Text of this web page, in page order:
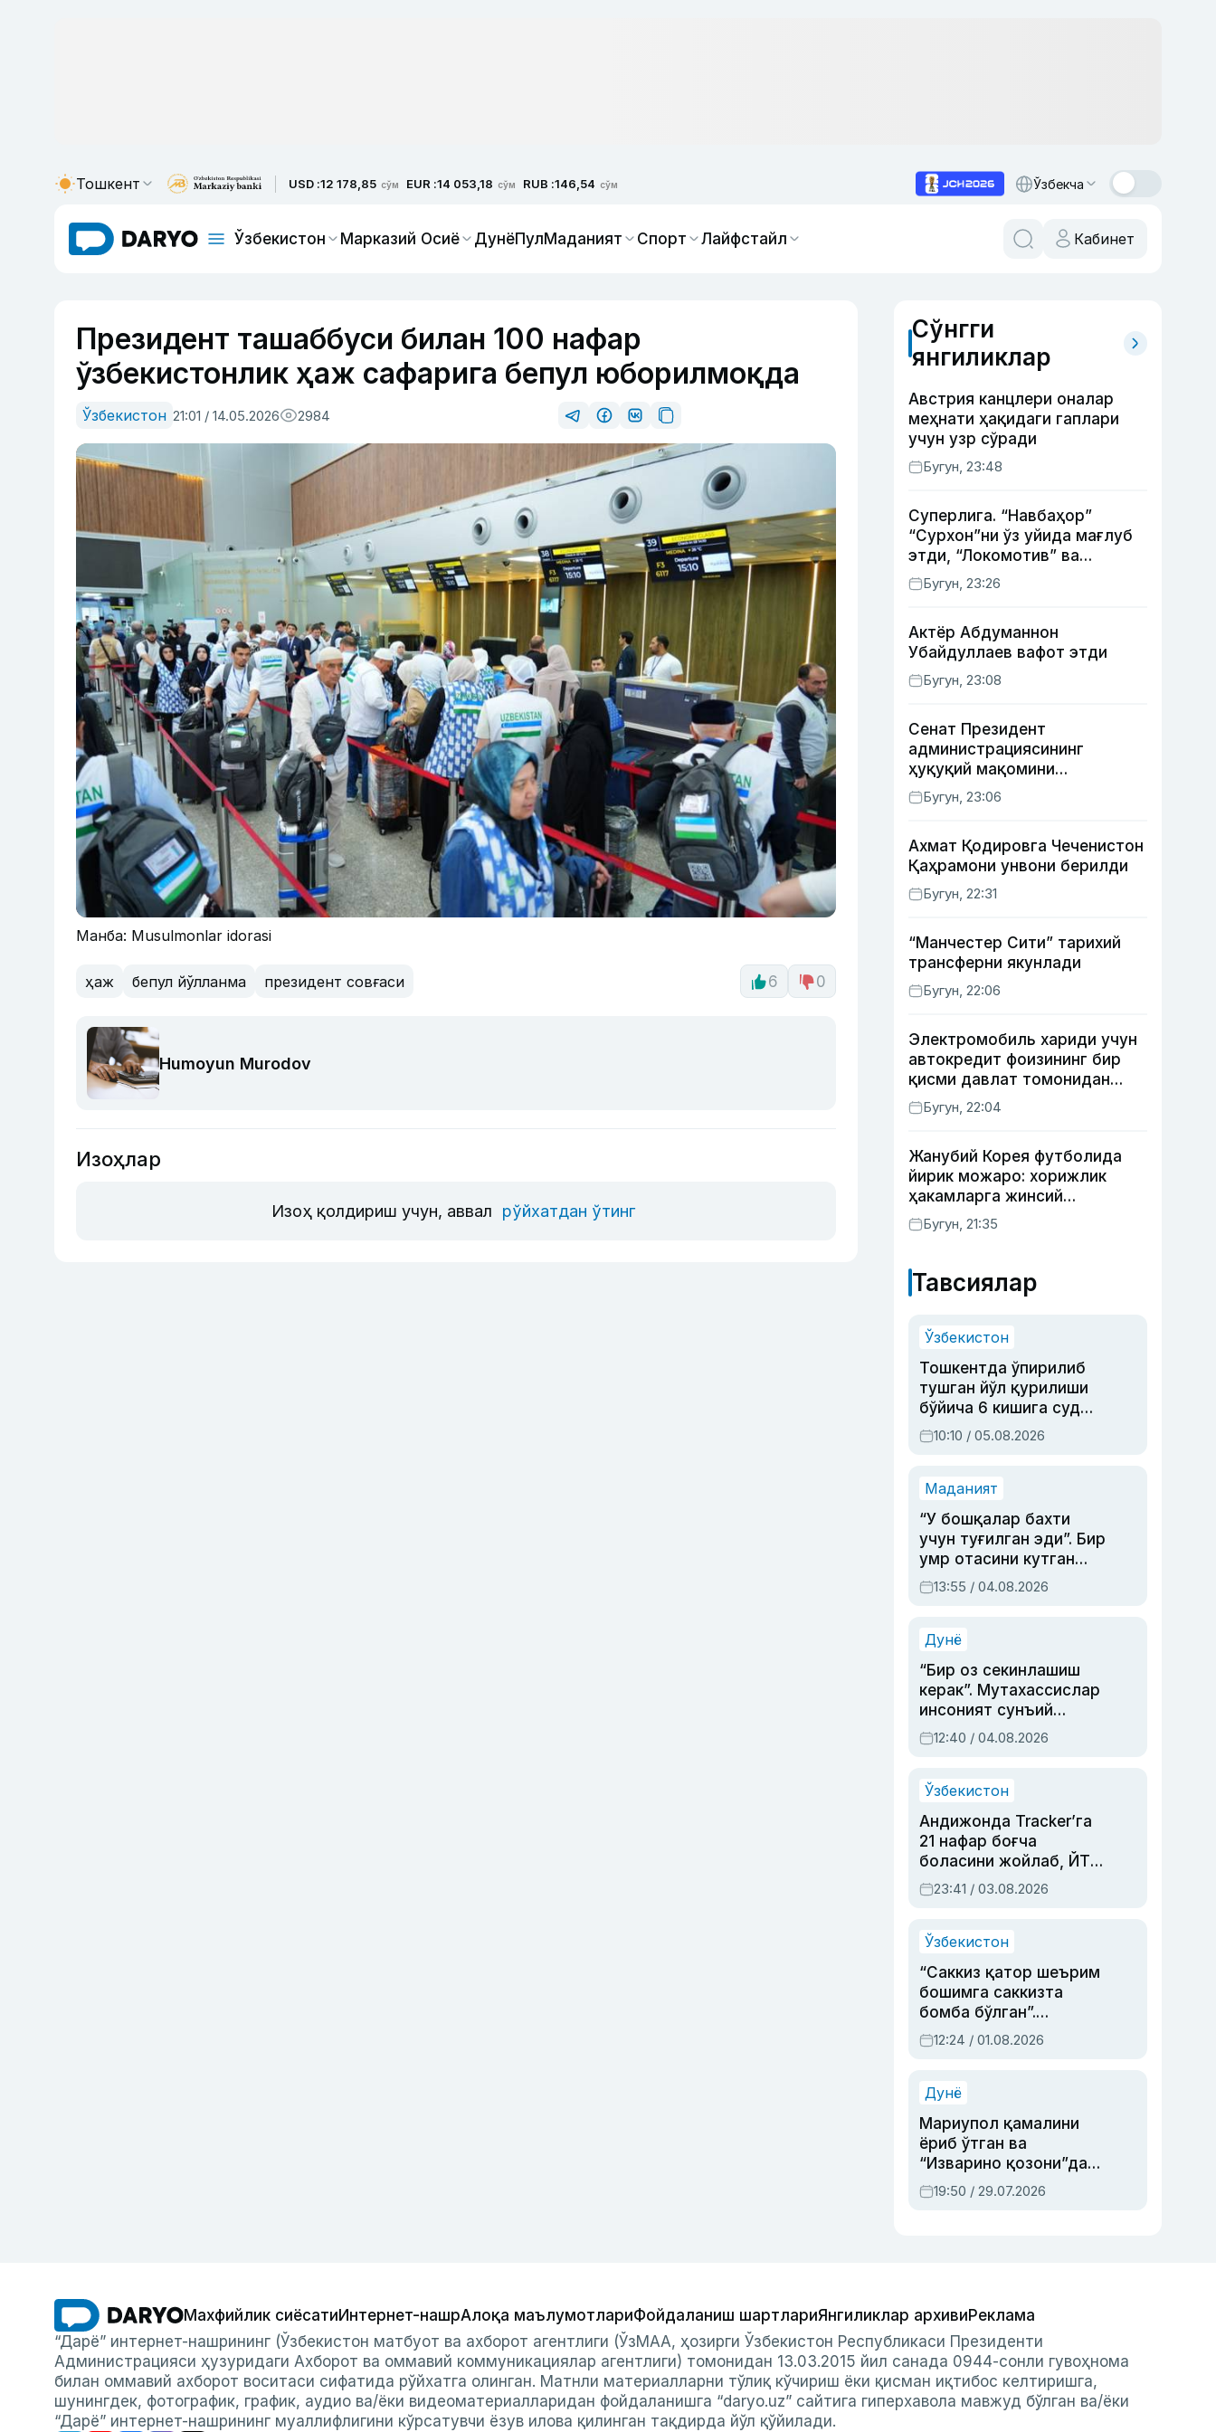
Тошкент USD :12 178,85 сўм EUR :14 053,18 сўм RUB :146,54 сўм Ўзбекча
Ўзбекистон Марказий Осиё ДунёПулМаданият Спорт Лайфстайл Кабинет
Президент ташаббуси билан 100 нафар
ўзбекистонлик ҳаж сафарига бепул юборилмоқда
Ўзбекистон 21:01 / 14.05.2026 2984
Манба: Musulmonlar idorasi
ҳаж бепул йўлланма президент совғаси 6 0
Humoyun Murodov
Изоҳлар
Изоҳ қолдириш учун, аввал рўйхатдан ўтинг
Сўнгги
янгиликлар
Австрия канцлери оналар
меҳнати ҳақидаги гаплари
учун узр сўради
Бугун, 23:48
Суперлига. “Навбаҳор”
“Сурхон”ни ўз уйида мағлуб
этди, “Локомотив” ва
“Хоразм” уйда ғалаба
қозонди
Бугун, 23:26
Актёр Абду­маннон
Убайдуллаев вафот этди
Бугун, 23:08
Сенат Президент
администрациясининг
ҳуқуқий мақомини
белгиловчи конституциявий
қонунни маъқуллади
Бугун, 23:06
Ахмат Қодировга Чеченистон
Қаҳрамони унвони берилди
Бугун, 22:31
“Манчестер Сити” тарихий
трансферни якунлади
Бугун, 22:06
Электромобиль хариди учун
автокредит фоизининг бир
қисми давлат томонидан
қоплаб берилиши мумкин
Бугун, 22:04
Жанубий Корея футболида
йирик можаро: хорижлик
ҳакамларга жинсий
хизматлар кўрсатилгани
маълум қилинди
Бугун, 21:35
Тавсиялар
Ўзбекистон
Тошкентда ўпирилиб
тушган йўл қурилиши
бўйича 6 кишига суд
ҳукми ўқилди
10:10 / 05.08.2026
Маданият
“У бошқалар бахти
учун туғилган эди”. Бир
умр отасини кутган
актриса ва дубльяж
устаси Римма
синовларга тўла ҳаёти
13:55 / 04.08.2026
Дунё
“Бир оз секинлашиш
керак”. Мутахассислар
инсоният сунъий
интеллектни бошқара
олмай қолишидан
12:40 / 04.08.2026
Ўзбекистон
Андижонда Tracker’га
21 нафар боғча
боласини жойлаб, ЙТҲ
содир этган аёлга суд
ҳукми ўқилди
23:41 / 03.08.2026
Ўзбекистон
“Саккиз қатор шеърим
бошимга саккизта
бомба бўлган”.
Абдулла Ориповни
сиёсий айбловлардан
12:24 / 01.08.2026
Дунё
Мариупол қамалини
ёриб ўтган ва
“Изварино қозони”дан
чиққан қаҳрамон —
Украина армияси бош
19:50 / 29.07.2026
Махфийлик сиёсатиИнтернет-нашрАлоқа маълумотлариФойдаланиш шартлариЯнгиликлар архивиРеклама
“Дарё” интернет-нашрининг (Ўзбекистон матбуот ва ахборот агентлиги (ЎзМАА, ҳозирги Ўзбекистон Республикаси Президенти
Администрацияси ҳузуридаги Ахборот ва оммавий коммуникациялар агентлиги) томонидан 13.03.2015 йил санада 0944-сонли гувоҳнома
билан оммавий ахборот воситаси сифатида рўйхатга олинган. Матнли материалларни тўлиқ кўчириш ёки қисман иқтибос келтиришга,
шунингдек, фотографик, график, аудио ва/ёки видеоматериалларидан фойдаланишга “daryo.uz” сайтига гиперхавола мавжуд бўлган ва/ёки
“Дарё” интернет-нашрининг муаллифлигини кўрсатувчи ёзув илова қилинган тақдирда йўл қўйилади.